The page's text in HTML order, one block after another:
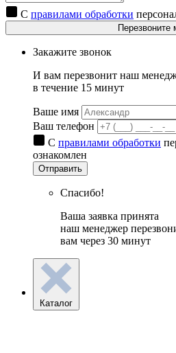
С правилами обработки
Перезвоните
Закажите звонок
И вам перезвонит наш
в течение 15 минут
Ваше имя
Ваш телефон
С правилами обработки
ознакомлен
Отправить
Спасибо!
Ваша заявка принята
наш менеджер
вам через 30 минут
Каталог